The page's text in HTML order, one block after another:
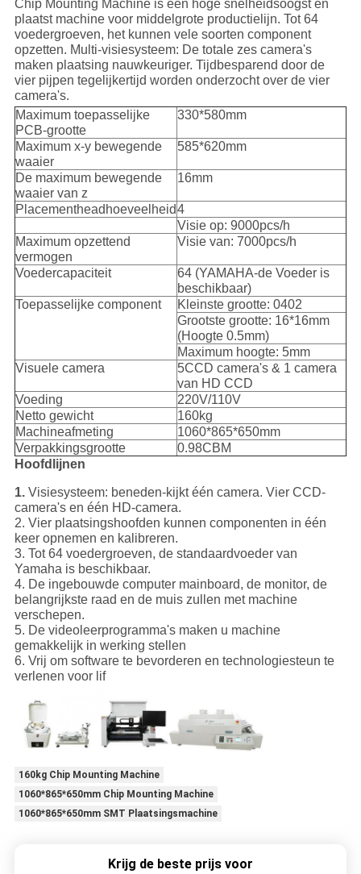
Chip Mounting Machine is een hoge snelheidsoogst en
plaatst machine voor middelgrote productielijn. Tot 64
voedergroeven, het kunnen vele soorten component
opzetten. Multi-visiesysteem: De totale zes camera's
maken plaatsing nauwkeuriger. Tijdbesparend door de
vier pijpen tegelijkertijd worden onderzocht over de vier
camera's.
Maximum toepasselijke
PCB-grootte
330*580mm
Maximum x-y bewegende
waaier
585*620mm
De maximum bewegende
waaier van z
16mm
Placementheadhoeveelheid4
Visie op: 9000pcs/h
Maximum opzettend
vermogen
Visie van: 7000pcs/h
Voedercapaciteit
64 (YAMAHA-de Voeder is
beschikbaar)
Toepasselijke component
Kleinste grootte: 0402
Grootste grootte: 16*16mm
(Hoogte 0.5mm)
Maximum hoogte: 5mm
Visuele camera
5CCD camera's & 1 camera
van HD CCD
Voeding
220V/110V
Netto gewicht
160kg
Machineafmeting
1060*865*650mm
Verpakkingsgrootte
0.98CBM
Hoofdlijnen
1. Visiesysteem: beneden-kijkt één camera. Vier CCD-
camera's en één HD-camera.
2. Vier plaatsingshoofden kunnen componenten in één
keer opnemen en kalibreren.
3. Tot 64 voedergroeven, de standaardvoeder van
Yamaha is beschikbaar.
4. De ingebouwde computer mainboard, de monitor, de
belangrijkste raad en de muis zullen met machine
verschepen.
5. De videoleerprogramma's maken u machine
gemakkelijk in werking stellen
6. Vrij om software te bevorderen en technologiesteun te
verlenen voor lif
160kg Chip Mounting Machine
1060*865*650mm Chip Mounting Machine
1060*865*650mm SMT Plaatsingsmachine
Krijg de beste prijs voor